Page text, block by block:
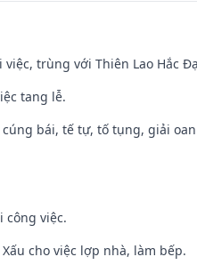
trùng với Thiên Lao Hắc
tang lễ.
cúng bái, tế tự, tố tụng, giải
công việc.
cho việc lợp nhà, làm bếp.